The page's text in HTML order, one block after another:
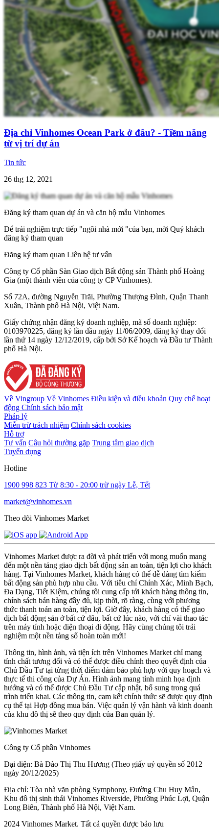
Địa chỉ Vinhomes Ocean Park ở đâu? - Tiềm năng
từ vị trí dự án
Tin tức
26 thg 12, 2021
Đăng ký tham quan dự án và căn hộ mẫu Vinhomes
Để trải nghiệm trực tiếp "ngôi nhà mới "của bạn, mời Quý khách
đăng ký tham quan
Đăng ký tham quan Liên hệ tư vấn
Công ty Cổ phần Sàn Giao dịch Bất động sản Thành phố Hoàng
Gia (một thành viên của công ty CP Vinhomes).
Số 72A, đường Nguyễn Trãi, Phường Thượng Đình, Quận Thanh
Xuân, Thành phố Hà Nội, Việt Nam.
Giấy chứng nhận đăng ký doanh nghiệp, mã số doanh nghiệp:
0103970225, đăng ký lần đầu ngày 11/06/2009, đăng ký thay đổi
lần thứ 14 ngày 12/12/2019, cấp bởi Sở Kế hoạch và Đầu tư Thành
phố Hà Nội.
Về Vingroup Về Vinhomes Điều kiện và điều khoản Quy chế hoạt
động Chính sách bảo mật
Pháp lý
Miễn trừ trách nhiệm Chính sách cookies
Hỗ trợ
Tư vấn Câu hỏi thường gặp Trung tâm giao dịch
Tuyển dụng
Hotline
1900 998 823 Từ 8:30 - 20:00 trừ ngày Lễ, Tết
market@vinhomes.vn
Theo dõi Vinhomes Market
Vinhomes Market được ra đời và phát triển với mong muốn mang
đến một nền tảng giao dịch bất động sản an toàn, tiện lợi cho khách
hàng. Tại Vinhomes Market, khách hàng có thể dễ dàng tìm kiếm
bất động sản phù hợp nhu cầu. Với tiêu chí Chính Xác, Minh Bạch,
Đa Dạng, Tiết Kiệm, chúng tôi cung cấp tới khách hàng thông tin,
chính sách bán hàng đầy đủ, kịp thời, rõ ràng, cùng với phương
thức thanh toán an toàn, tiện lợi. Giờ đây, khách hàng có thể giao
dịch bất động sản ở bất cứ đâu, bất cứ lúc nào, với chỉ vài thao tác
trên máy tính hoặc điện thoại di động. Hãy cùng chúng tôi trải
nghiệm một nền tảng số hoàn toàn mới!
Thông tin, hình ảnh, và tiện ích trên Vinhomes Market chỉ mang
tính chất tương đối và có thể được điều chỉnh theo quyết định của
Chủ Đầu Tư tại từng thời điểm đảm bảo phù hợp với quy hoạch và
thực tế thi công của Dự Án. Hình ảnh mang tính minh họa định
hướng và có thể được Chủ Đầu Tư cập nhật, bổ sung trong quá
trình triển khai. Các thông tin, cam kết chính thức sẽ được quy định
cụ thể tại Hợp đồng mua bán. Việc quản lý vận hành và kinh doanh
của khu đô thị sẽ theo quy định của Ban quản lý.
Công ty Cổ phần Vinhomes
Đại diện: Bà Đào Thị Thu Hương (Theo giấy uỷ quyền số 2012
ngày 20/12/2025)
Địa chỉ: Tòa nhà văn phòng Symphony, Đường Chu Huy Mân,
Khu đô thị sinh thái Vinhomes Riverside, Phường Phúc Lợi, Quận
Long Biên, Thành phố Hà Nội, Việt Nam.
2024 Vinhomes Market. Tất cả quyền được bảo lưu